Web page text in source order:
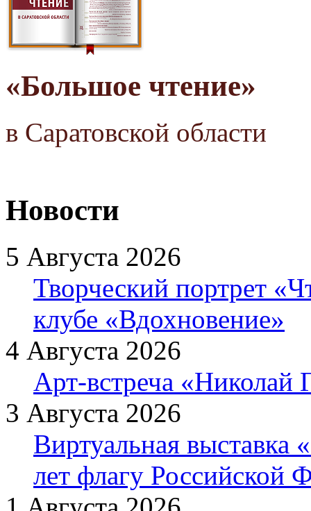
«Большое чтение»
в Саратовской области
Новости
5 Августа 2026
Творческий портрет
клубе «Вдохновение»
4 Августа 2026
Арт-встреча «Николай
3 Августа 2026
Виртуальная выставка
лет флагу Российской